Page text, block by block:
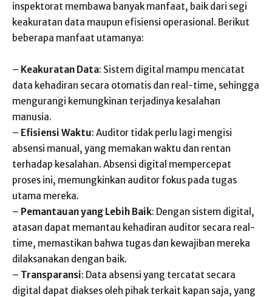
inspektorat membawa banyak manfaat, baik dari segi
keakuratan data maupun efisiensi operasional. Berikut
beberapa manfaat utamanya:
– Keakuratan Data: Sistem digital mampu mencatat
data kehadiran secara otomatis dan real-time, sehingga
mengurangi kemungkinan terjadinya kesalahan
manusia.
– Efisiensi Waktu: Auditor tidak perlu lagi mengisi
absensi manual, yang memakan waktu dan rentan
terhadap kesalahan. Absensi digital mempercepat
proses ini, memungkinkan auditor fokus pada tugas
utama mereka.
– Pemantauan yang Lebih Baik: Dengan sistem digital,
atasan dapat memantau kehadiran auditor secara real-
time, memastikan bahwa tugas dan kewajiban mereka
dilaksanakan dengan baik.
– Transparansi: Data absensi yang tercatat secara
digital dapat diakses oleh pihak terkait kapan saja, yang